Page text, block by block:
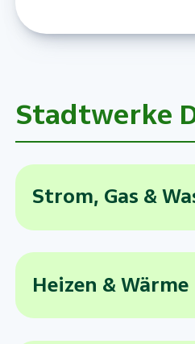
Stadtwerke
Strom, Gas &
Heizen & Wärme